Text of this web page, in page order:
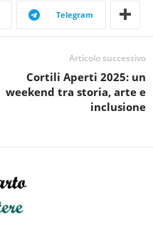
Telegram
Articolo successivo
Cortili Aperti 2025: un
weekend tra storia, arte e
inclusione